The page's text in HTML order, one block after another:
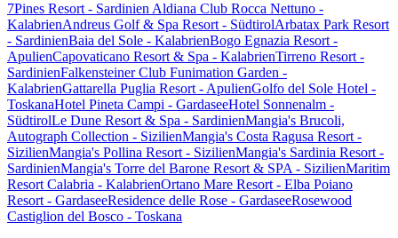
7Pines Resort - Sardinien Aldiana Club Rocca Nettuno -
KalabrienAndreus Golf & Spa Resort - SüdtirolArbatax Park Resort
- SardinienBaia del Sole - KalabrienBogo Egnazia Resort -
ApulienCapovaticano Resort & Spa - KalabrienTirreno Resort -
SardinienFalkensteiner Club Funimation Garden -
KalabrienGattarella Puglia Resort - ApulienGolfo del Sole Hotel -
ToskanaHotel Pineta Campi - GardaseeHotel Sonnenalm -
SüdtirolLe Dune Resort & Spa - SardinienMangia's Brucoli,
Autograph Collection - SizilienMangia's Costa Ragusa Resort -
SizilienMangia's Pollina Resort - SizilienMangia's Sardinia Resort -
SardinienMangia's Torre del Barone Resort & SPA - SizilienMaritim
Resort Calabria - KalabrienOrtano Mare Resort - Elba Poiano
Resort - GardaseeResidence delle Rose - GardaseeRosewood
Castiglion del Bosco - Toskana